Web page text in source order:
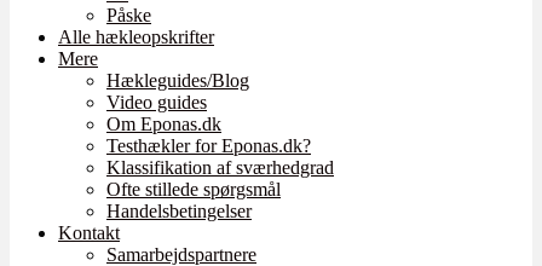
Påske
Alle hækleopskrifter
Mere
Hækleguides/Blog
Video guides
Om Eponas.dk
Testhækler for Eponas.dk?
Klassifikation af sværhedgrad
Ofte stillede spørgsmål
Handelsbetingelser
Kontakt
Samarbejdspartnere